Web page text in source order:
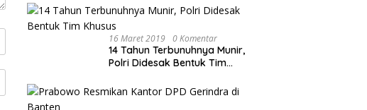
Memperjuangkan Hak
Karyawan di Pengadilan Negeri
Jakarta Pusat
16 Maret 2019 0 Komentar
14 Tahun Terbunuhnya Munir,
Polri Didesak Bentuk Tim